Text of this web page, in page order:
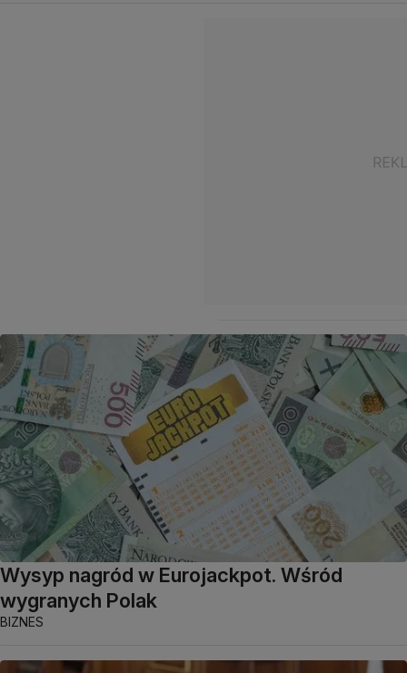
Wysyp nagród w Eurojackpot. Wśród
wygranych Polak
BIZNES